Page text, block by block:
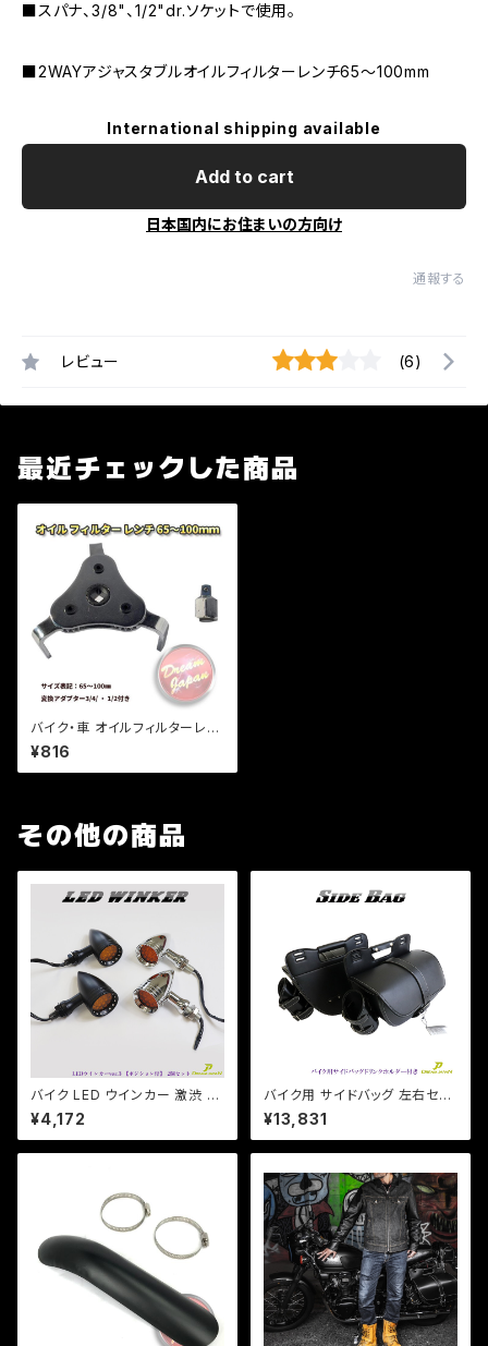
■スパナ、3/8"、1/2"dr.ソケットで使用。
■2WAYアジャスタブルオイルフィルターレンチ65〜100mm
International shipping available
Add to cart
日本国内にお住まいの方向け
通報する
レビュー (6)
最近チェックした商品
バイク・車 オイルフィルターレン
チ 65-100mm 可変アジャスタ
ブル/修理/メンテナンス/整備/工
具/オイルエレメント/外し/管理
¥816
その他の商品
バイク LED ウインカー 激渋 激
光 / 2個セット / 【シルバー・ブラ
ック選択】ver.3 ポジションラン
プ付 アメリカン レトロ チョッパ
¥4,172
バイク用 サイドバッグ 左右セッ
ト ドリンクホルダー レインカバ
ー付き /ドラッグスター/スポーツ
スター/ビラーゴ/マグナ
¥13,831